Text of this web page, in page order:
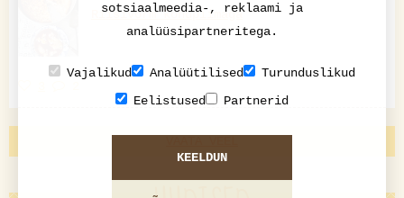
Riisivorm kohupiimaga
sotsiaalmeedia-, reklaami ja
analüüsipartneritega.
Vajalikud Analüütilised
Turunduslikud
Eelistused
Partnerid
KEELDUN